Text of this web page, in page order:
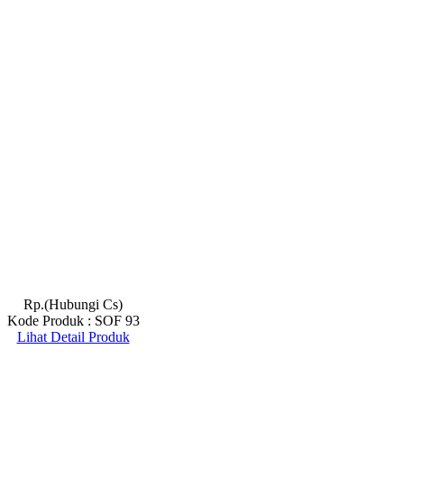
Rp.(Hubungi Cs)
Kode Produk : SOF 93
Lihat Detail Produk